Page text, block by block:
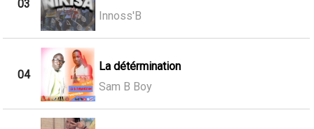
03
Innoss'B
04
La détérmination
Sam B Boy